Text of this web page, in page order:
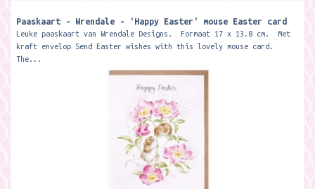
Paaskaart - Wrendale - 'Happy Easter' mouse Easter card
Leuke paaskaart van Wrendale Designs. Formaat 17 x 13.8 cm. Met
kraft envelop Send Easter wishes with this lovely mouse card.
The...